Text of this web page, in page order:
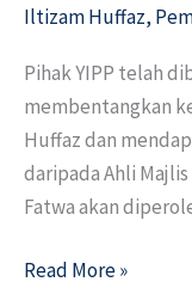
Iltizam Huffaz,
Pihak YIPP telah
membentangkan
Huffaz dan
daripada Ahli
Fatwa akan
Jawatankuasa
Negeri
Pulau
Pinang
Secara
dalam
Read More »